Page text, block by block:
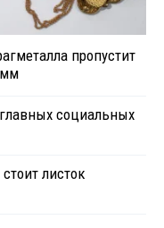
пропустит
социальных
листок